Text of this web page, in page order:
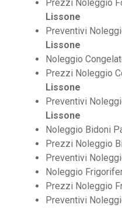
Prezzi Noleggio
Lissone
Preventivi
Lissone
Noleggio
Prezzi Noleggio
Lissone
Preventivi
Lissone
Noleggio Bidoni
Prezzi Noleggio
Preventivi
Noleggio
Prezzi Noleggio
Preventivi